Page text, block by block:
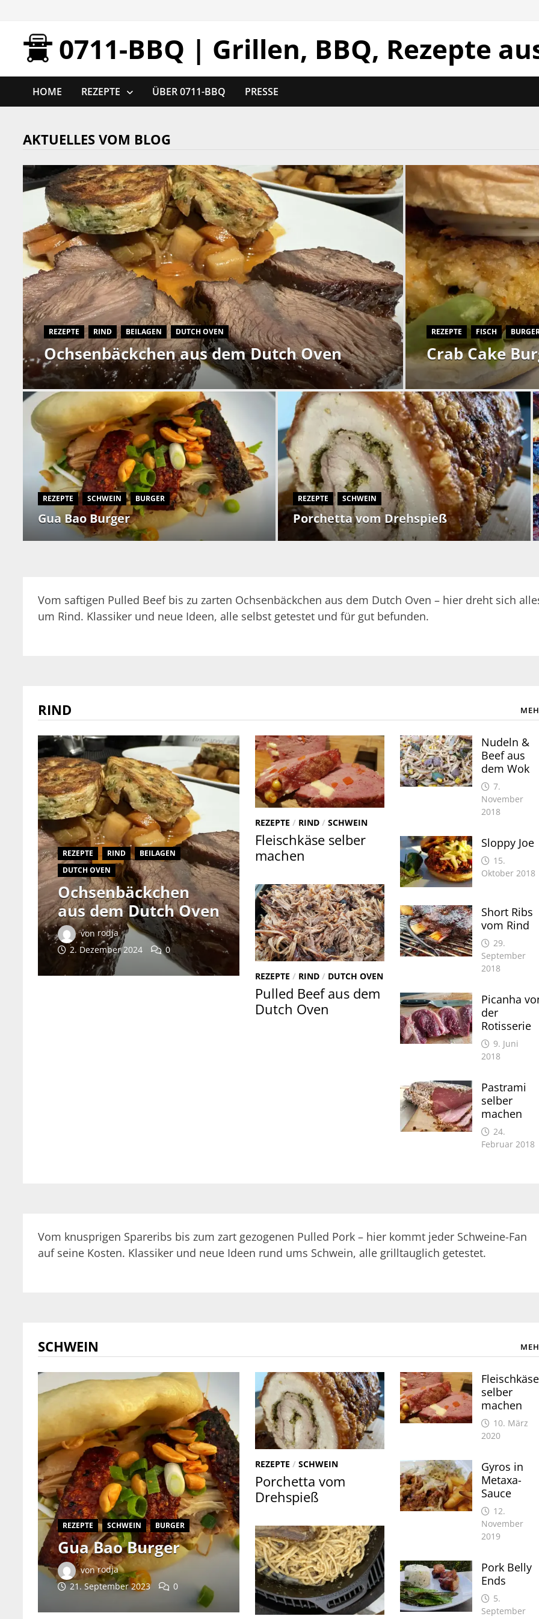
Inhalt
0711-BBQ | Grillen, BBQ, Rezepte
HOME REZEPTE ÜBER 0711-BBQ PRESSE
AKTUELLES VOM BLOG
REZEPTE RIND BEILAGEN DUTCH OVEN
Ochsenbäckchen aus dem Dutch Oven
REZEPTE FISCH
Crab Cake
REZEPTE SCHWEIN BURGER
Gua Bao Burger
REZEPTE SCHWEIN
Porchetta vom Drehspieß
Vom saftigen Pulled Beef bis zu zarten Ochsenbäckchen aus dem Dutch Oven – hier dreht sich
um Rind. Klassiker und neue Ideen, alle selbst getestet und für gut befunden.
RIND
REZEPTE RIND
BEILAGEN
DUTCH OVEN
Ochsenbäckchen
aus dem Dutch Oven
von rodja
2. Dezember 2024
0
REZEPTE / RIND /SCHWEIN
Fleischkäse selber
machen
REZEPTE / RIND / DUTCH OVEN
Pulled Beef aus dem
Dutch Oven
Nudeln &
Beef aus
dem Wok
7.
November
2018
Sloppy Joe
15.
Oktober 2018
Short Ribs
vom Rind
29.
September
2018
Picanha
der
Rotisserie
9. Juni
2018
Pastrami
selber
machen
24.
Februar 2018
Vom knusprigen Spareribs bis zum zart gezogenen Pulled Pork – hier kommt jeder Schweine-Fan
auf seine Kosten. Klassiker und neue Ideen rund ums Schwein, alle grilltauglich getestet.
SCHWEIN
REZEPTE SCHWEIN BURGER
Gua Bao Burger
vonrodja
21. September 2023
0
REZEPTE /SCHWEIN
Porchetta vom
Drehspieß
Fleischkäse
selber
machen
10. März
2020
Gyros in
Metaxa-
Sauce
12.
November
2019
Pork Belly
Ends
5.
September